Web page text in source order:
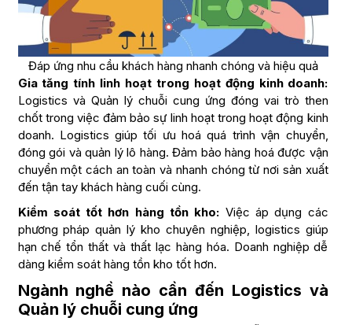
Đáp ứng nhu cầu khách hàng nhanh chóng và hiệu quả
Gia tăng tính linh hoạt trong hoạt động kinh doanh:
Logistics và Quản lý chuỗi cung ứng đóng vai trò then
chốt trong việc đảm bảo sự linh hoạt trong hoạt động kinh
doanh. Logistics giúp tối ưu hoá quá trình vận chuyển,
đóng gói và quản lý lô hàng. Đảm bảo hàng hoá được vận
chuyển một cách an toàn và nhanh chóng từ nơi sản xuất
đến tận tay khách hàng cuối cùng.
Kiểm soát tốt hơn hàng tồn kho: Việc áp dụng các
phương pháp quản lý kho chuyên nghiệp, logistics giúp
hạn chế tổn thất và thất lạc hàng hóa. Doanh nghiệp dễ
dàng kiểm soát hàng tồn kho tốt hơn.
Ngành nghề nào cần đến Logistics và
Quản lý chuỗi cung ứng